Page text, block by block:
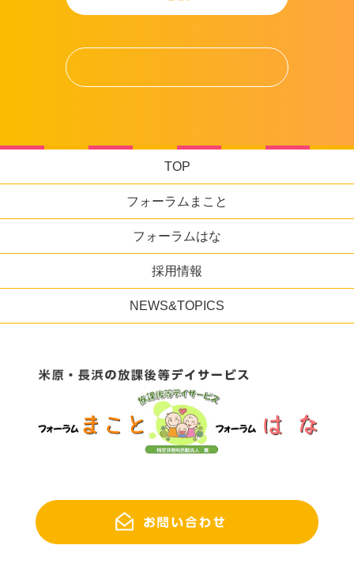
TOP
フォーラムまこと
フォーラムはな
採用情報
NEWS&TOPICS